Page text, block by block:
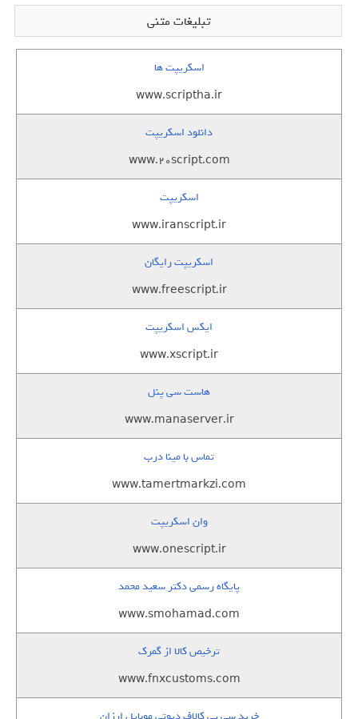
تبلیغات متنی
اسکریپت ها
www.scriptha.ir
دانلود اسکریپت
www.20script.com
اسکریپت
www.iranscript.ir
اسکریپت رایگان
www.freescript.ir
ایکس اسکریپت
www.xscript.ir
هاست سی پنل
www.manaserver.ir
تماس با مینا درب
www.tamertmarkzi.com
وان اسکریپت
www.onescript.ir
پایگاه رسمی دکتر سعید محمد
www.smohamad.com
ترخیص کالا از گمرک
www.fnxcustoms.com